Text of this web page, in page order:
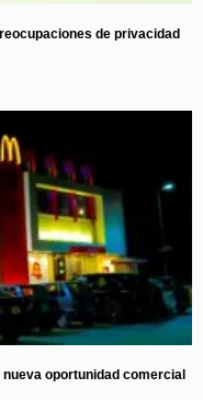
de privacidad
oportunidad comercial